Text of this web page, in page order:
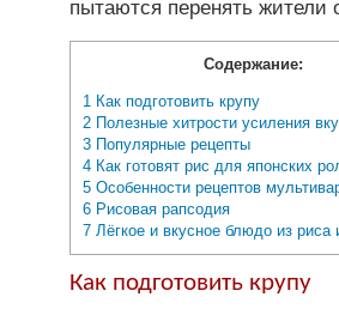
пытаются перенять жители
Содержание:
1 Как подготовить крупу
2 Полезные хитрости усиления
3 Популярные рецепты
4 Как готовят рис для японских
5 Особенности рецептов
6 Рисовая рапсодия
7 Лёгкое и вкусное блюдо из риса
Как подготовить крупу